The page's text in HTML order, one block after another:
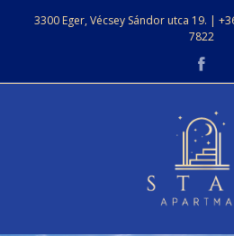
3300 Eger, Vécsey Sándor utca 19. |
7822